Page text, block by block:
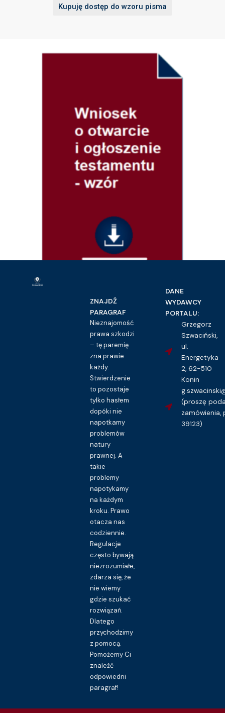
Kupuję dostęp do wzoru pisma
Wniosek o otwarcie i ogłoszenie testamentu – wzór
16.00
Kupuję dostęp do wzoru pisma
ZNAJDŹ
PARAGRAF
Nieznajomość
prawa szkodzi
– tę paremię
zna prawie
każdy.
Stwierdzenie
to pozostaje
tylko hasłem
dopóki nie
napotkamy
problemów
natury
prawnej. A
takie
problemy
napotykamy
na każdym
kroku. Prawo
otacza nas
codziennie.
Regulacje
często bywają
niezrozumiałe,
zdarza się, że
nie wiemy
gdzie szukać
rozwiązań.
Dlatego
przychodzimy
z pomocą.
Pomożemy Ci
znaleźć
odpowiedni
paragraf!
DANE
WYDAWCY
PORTALU:
Grzegorz
Szwaciński,
ul.
Energetyka
2, 62-510
Konin
(proszę
zamówienia,
39123)